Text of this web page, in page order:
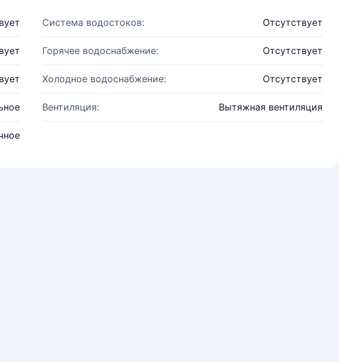
Система водостоков: Отсутствует
Горячее водоснабжение: Отсутствует
Холодное водоснабжение: Отсутствует
Вентиляция: Вытяжная вентиляция